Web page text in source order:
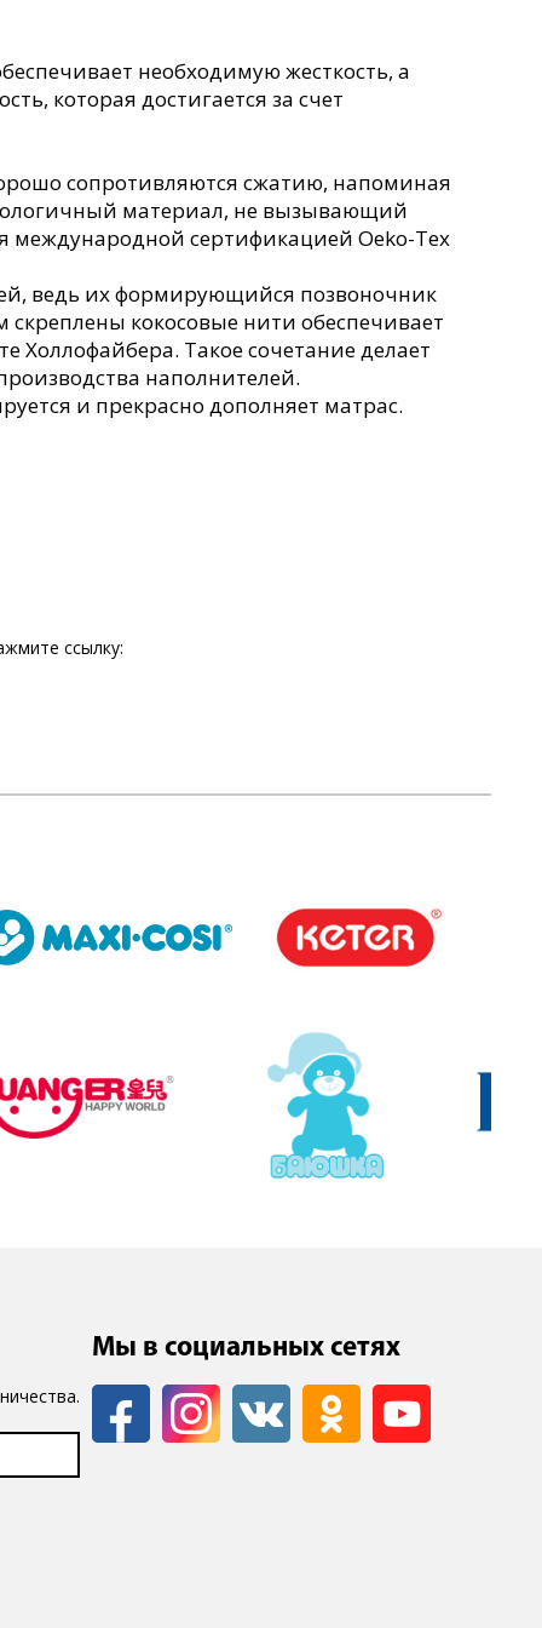
необходимую жесткость, а
которая достигается за счет
сопротивляются сжатию, напоминая
материал, не вызывающий
международной сертификацией Oeko-Tex
ведь их формирующийся позвоночник
кокосовые нити обеспечивает
Холлофайбера. Такое сочетание делает
наполнителей.
и прекрасно дополняет матрас.
ссылку:
Мы в социальных сетях